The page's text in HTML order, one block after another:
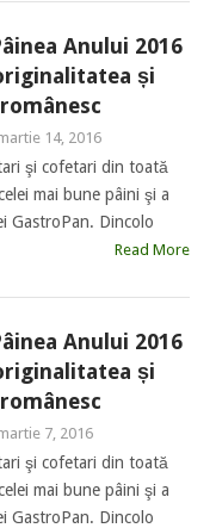
Anului 2016
și
14, 2016
şi cofetari din toată
mai bune pâini şi a
GastroPan. Dincolo
Read More
Anului 2016
și
7, 2016
şi cofetari din toată
mai bune pâini şi a
GastroPan. Dincolo